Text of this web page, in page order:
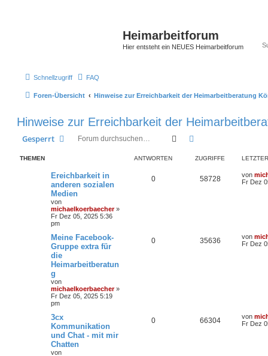
Heimarbeitforum
Hier entsteht ein NEUES Heimarbeitforum
Schnellzugriff FAQ
Foren-Übersicht Hinweise zur Erreichbarkeit der Heimarbeitberatung
Hinweise zur Erreichbarkeit der
Gesperrt Suche
THEMEN ANTWORTEN ZUGRIFFE
Ereichbarkeit in
anderen sozialen
Medien
von
michaelkoerbaecher»
Fr Dez 05, 2025 5:36
pm
0 58728 von
Fr Dez
Meine Facebook-
Gruppe extra für
die
Heimarbeitberatun
g
von
michaelkoerbaecher»
Fr Dez 05, 2025 5:19
pm
0 35636 von
Fr Dez
3cx
Kommunikation
und Chat - mit mir
Chatten
von
0 66304 von
Fr Dez